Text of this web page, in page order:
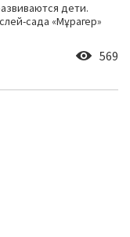
дети.
сада «Мұрагер»
569